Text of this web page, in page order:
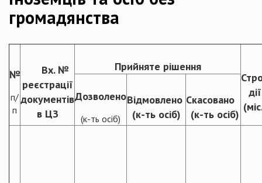
громадянства
№
п/
п
Вх. №
реєстрації
документів
в ЦЗ
Прийняте рішення
дії
Дозволено
(к-ть осіб)
Відмовлено
(к-ть осіб)
Скасовано
(к-ть осіб)